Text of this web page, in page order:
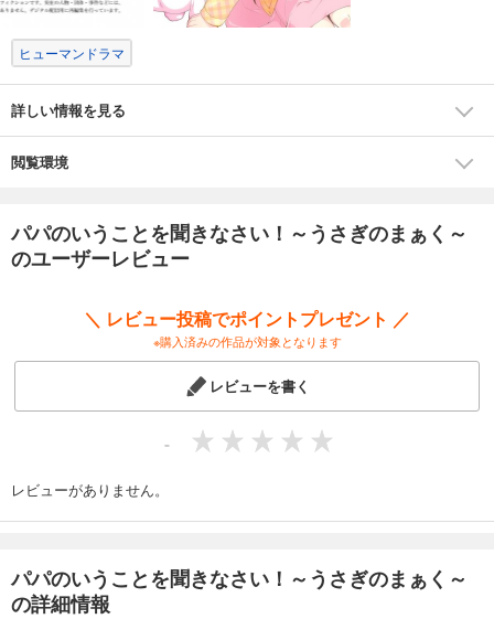
ヒューマンドラマ
詳しい情報を見る
閲覧環境
パパのいうことを聞きなさい！～うさぎのまぁく～
のユーザーレビュー
＼ レビュー投稿でポイントプレゼント ／
※購入済みの作品が対象となります
レビューを書く
-
レビューがありません。
パパのいうことを聞きなさい！～うさぎのまぁく～
の詳細情報